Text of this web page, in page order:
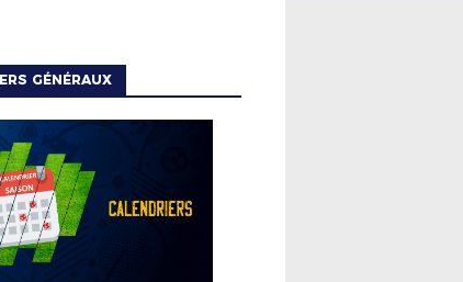
GÉNÉRAUX